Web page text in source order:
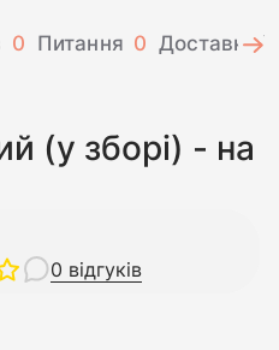
0 Питання 0 Доставка і
(у зборі) - на
0 відгуків